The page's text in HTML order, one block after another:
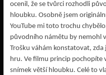
ocenil, že se tvůrci rozhodli
hloubku. Osobně jsem
YouTube mi toto trochu
původního námětu by nemohl
Trošku váhám konstatovat,
hru. Ve filmu princip pochopíte
snímek větší hloubku. Celé to